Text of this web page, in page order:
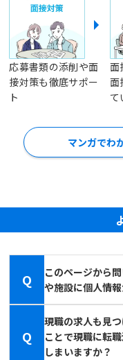
応募書類の添削や面
接対策も徹底サポー
ト
面
面
て
マンガでわ
Q
このページから
や施設に個人情
Q
現職の求人も見
ことで現職に転
しまいますか？